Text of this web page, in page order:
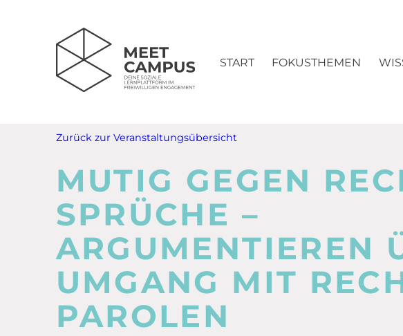
START FOKUSTHEMEN
Zurück zur Veranstaltungsübersicht
MUTIG GEGEN
SPRÜCHE –
ARGUMENTIEREN
UMGANG MIT
PAROLEN